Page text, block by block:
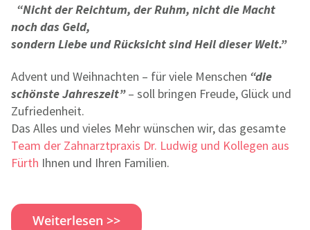
“Nicht der Reichtum, der Ruhm, nicht die Macht
noch das Geld,
sondern Liebe und Rücksicht sind Heil dieser Welt.”
Advent und Weihnachten – für viele Menschen “die
schönste Jahreszeit” – soll bringen Freude, Glück und
Zufriedenheit.
Das Alles und vieles Mehr wünschen wir, das gesamte
Team der Zahnarztpraxis Dr. Ludwig und Kollegen aus
Fürth Ihnen und Ihren Familien.
Weiterlesen >>